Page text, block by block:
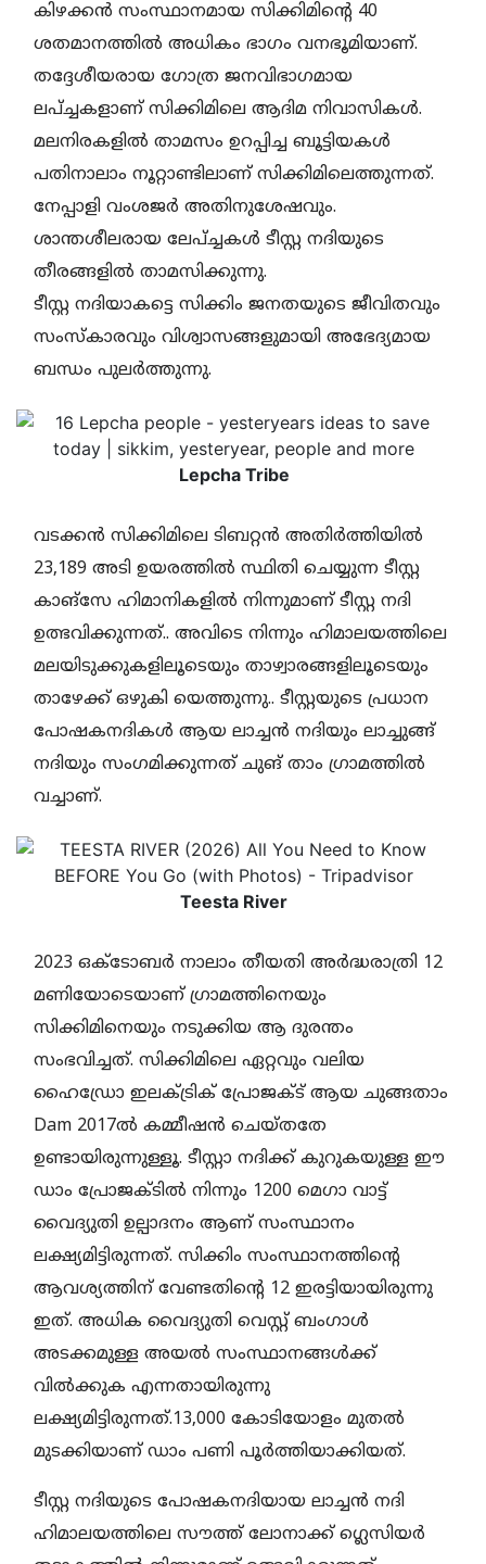
കിഴക്കൻ സംസ്ഥാനമായ സിക്കിമിന്റെ 40
ശതമാനത്തിൽ അധികം ഭാഗം വനഭൂമിയാണ്.
തദ്ദേശീയരായ ഗോത്ര ജനവിഭാഗമായ
ലപ്ച്ചകളാണ് സിക്കിമിലെ ആദിമ നിവാസികൾ.
മലനിരകളിൽ താമസം ഉറപ്പിച്ച ബൂട്ടിയകൾ
പതിനാലാം നൂറ്റാണ്ടിലാണ് സിക്കിമിലെത്തുന്നത്.
നേപ്പാളി വംശജർ അതിനുശേഷവും.
ശാന്തശീലരായ ലേപ്ച്ചകൾ ടീസ്റ്റ നദിയുടെ
തീരങ്ങളിൽ താമസിക്കുന്നു.
ടീസ്റ്റ നദിയാകട്ടെ സിക്കിം ജനതയുടെ ജീവിതവും
സംസ്കാരവും വിശ്വാസങ്ങളുമായി അഭേദ്യമായ
ബന്ധം പുലർത്തുന്നു.
Lepcha Tribe
വടക്കൻ സിക്കിമിലെ ടിബറ്റൻ അതിർത്തിയിൽ
23,189 അടി ഉയരത്തിൽ സ്ഥിതി ചെയ്യുന്ന ടീസ്റ്റ
കാങ്സേ ഹിമാനികളിൽ നിന്നുമാണ് ടീസ്റ്റ നദി
ഉത്ഭവിക്കുന്നത്.. അവിടെ നിന്നും ഹിമാലയത്തിലെ
മലയിടുക്കുകളിലൂടെയും താഴ്വാരങ്ങളിലൂടെയും
താഴേക്ക് ഒഴുകി യെത്തുന്നു.. ടീസ്റ്റയുടെ പ്രധാന
പോഷകനദികൾ ആയ ലാച്ചൻ നദിയും ലാച്ചുങ്ങ്
നദിയും സംഗമിക്കുന്നത് ചുങ് താം ഗ്രാമത്തിൽ
വച്ചാണ്.
Teesta River
2023 ഒക്ടോബർ നാലാം തീയതി അർദ്ധരാത്രി 12
മണിയോടെയാണ് ഗ്രാമത്തിനെയും
സിക്കിമിനെയും നടുക്കിയ ആ ദുരന്തം
സംഭവിച്ചത്. സിക്കിമിലെ ഏറ്റവും വലിയ
ഹൈഡ്രോ ഇലക്ട്രിക് പ്രോജക്ട് ആയ ചുങ്ങതാം
Dam 2017ൽ കമ്മീഷൻ ചെയ്തതേ
ഉണ്ടായിരുന്നുള്ളൂ. ടീസ്റ്റാ നദിക്ക് കുറുകയുള്ള ഈ
ഡാം പ്രോജക്ടിൽ നിന്നും 1200 മെഗാ വാട്ട്
വൈദ്യുതി ഉല്പാദനം ആണ് സംസ്ഥാനം
ലക്ഷ്യമിട്ടിരുന്നത്. സിക്കിം സംസ്ഥാനത്തിന്റെ
ആവശ്യത്തിന് വേണ്ടതിന്റെ 12 ഇരട്ടിയായിരുന്നു
ഇത്. അധിക വൈദ്യുതി വെസ്റ്റ് ബംഗാൾ
അടക്കമുള്ള അയൽ സംസ്ഥാനങ്ങൾക്ക്
വിൽക്കുക എന്നതായിരുന്നു
ലക്ഷ്യമിട്ടിരുന്നത്.13,000 കോടിയോളം മുതൽ
മുടക്കിയാണ് ഡാം പണി പൂർത്തിയാക്കിയത്.
ടീസ്റ്റ നദിയുടെ പോഷകനദിയായ ലാച്ചൻ നദി
ഹിമാലയത്തിലെ സൗത്ത് ലോനാക്ക് ഗ്ലെസിയർ